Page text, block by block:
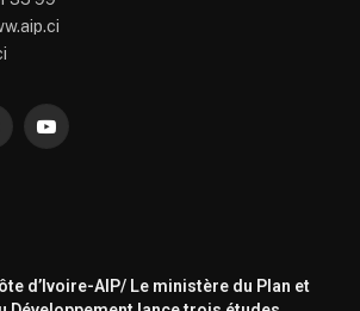
YouTube
d’Ivoire-AIP/ Le ministère du Plan et